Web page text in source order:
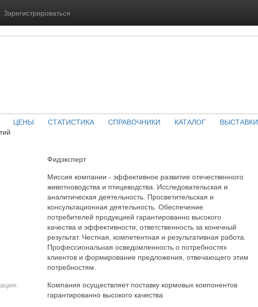
Зарегистрироваться
ЦЕНЫ СТАТИСТИКА СПРАВОЧНИКИ КАТАЛОГ ВЫСТАВКИ
Фидэксперт
Миссия компании - эффективное развитие отечественного
животноводства и птицеводства. Исследовательская и
аналитическая деятельность. Просветительская и
консультационная деятельность. Обеспечение
потребителей продукцией гарантированно высокого
качества и эффективности, ответственность за конечный
результат. Честная, компетентная и результативная работа.
Профессиональная осведомленность о потребностях
клиентов и формирование предложения, отвечающего этим
потребностям.
Компания осуществляет поставку кормовых коипонентов
гарантированно высокого качества